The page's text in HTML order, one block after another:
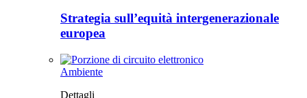
Strategia sull’equità intergenerazionale
europea
Ambiente
Dettagli